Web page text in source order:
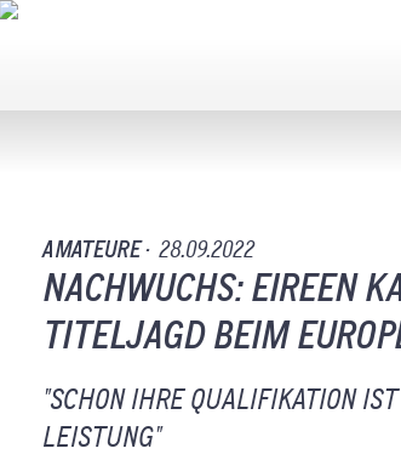
AMATEURE · 28.09.2022
NACHWUCHS: EIREEN
TITELJAGD BEIM
"SCHON IHRE QUALIFIKATION
LEISTUNG"